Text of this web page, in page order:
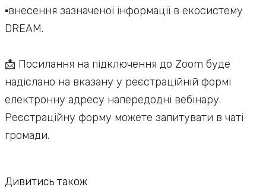
▪️внесення зазначеної інформації в екосистему
DREAM.
📩 Посилання на підключення до Zoom буде
надіслано на вказану у реєстраційній формі
електронну адресу напередодні вебінару.
Реєстраційну форму можете запитувати в чаті
громади.
Дивитись також